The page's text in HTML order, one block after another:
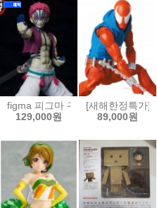
이노가시라 고로 마츠시게 유타
라이브 - 시라카미 후부키
figma 피그마 귀멸의 칼날 - 아카
129,000원
[새해한정특가
89,000원